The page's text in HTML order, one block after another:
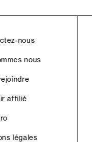
nous
nous
affilié
légales